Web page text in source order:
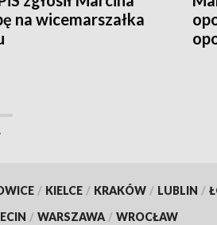
na wicemarszałka
/ KIELCE / KRAKÓW / LUBLIN /
/ WARSZAWA / WROCŁAW